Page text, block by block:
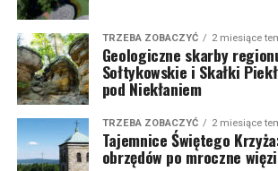
TRZEBA ZOBACZYĆ 2 miesiące
Geologiczne skarby
Sołtykowskie i Skałki
pod Niekłaniem
TRZEBA ZOBACZYĆ 2 miesiące
Tajemnice Świętego
obrzędów po mroczne